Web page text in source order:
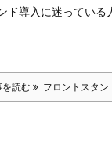
ド導入に迷っている
を読む フロントスタン